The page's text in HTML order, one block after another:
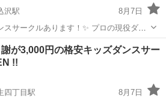
沢駅
8月7日
ルあります！✨ プロの現役ダン
サークルの最大のポイ
ント☝️✨ ★入会費・年会費は不要！！ ★月謝は4,000円...
駅 ヒップホップ サークル
が3,000円の格安キッズダンスサー
!!
四丁目駅
8月7日